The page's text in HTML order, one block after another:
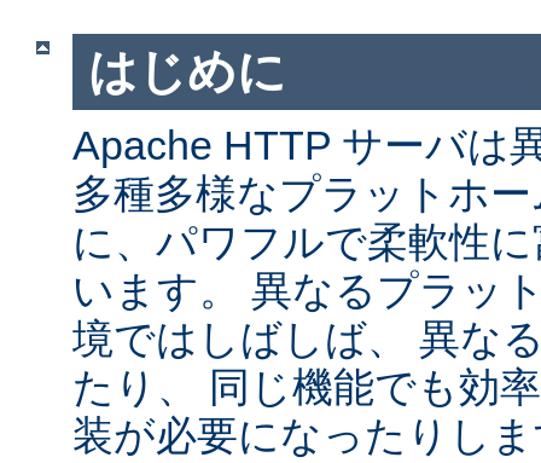
はじめに
Apache HTTP サーバは
多種多様なプラットホ
に、パワフルで柔軟性
います。 異なるプラッ
境ではしばしば、 異な
たり、 同じ機能でも効
装が必要になったりし